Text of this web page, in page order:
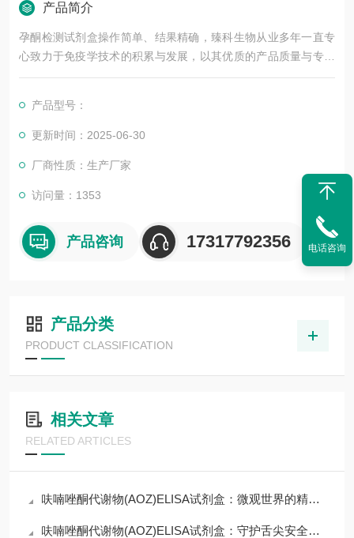
产品简介
孕酮检测试剂盒操作简单、结果精确，臻科生物从业多年一直专
心致力于免疫学技术的积累与发展，以其优质的产品质量与专业
的技术服务，赢得业内广大人士的认可。我司也一直和国内外众
赢。
产品型号：
更新时间：2025-06-30
厂商性质：生产厂家
访问量：1353
产品咨询 17317792356
产品分类
PRODUCT CLASSIFICATION
相关文章
RELATED ARTICLES
呋喃唑酮代谢物(AOZ)ELISA试剂盒：微观世界的精准捕手
呋喃唑酮代谢物(AOZ)ELISA试剂盒：守护舌尖安全的免疫防线
电话咨询